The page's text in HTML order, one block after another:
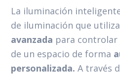
La iluminación
de iluminación que utiliza
avanzada para
de un espacio de forma
personalizada. A través